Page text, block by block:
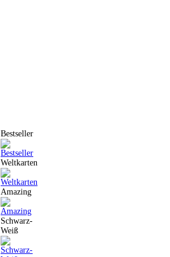
Bestseller
Weltkarten
Amazing
Schwarz-
Weiß